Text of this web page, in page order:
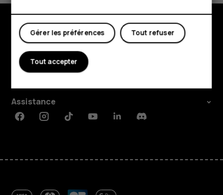
Boutique
À propos
Assistance
FacebookInstagramTiktokYoutubeLinkedinDiscord
Tout refuser
Gérer les préférences
Tout accepter